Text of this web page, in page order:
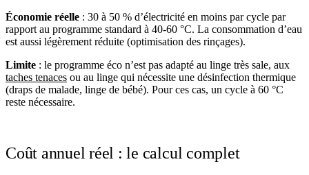
Économie réelle : 30 à 50 % d’électricité en moins par cycle par
rapport au programme standard à 40-60 °C. La consommation d’eau
est aussi légèrement réduite (optimisation des rinçages).
Limite : le programme éco n’est pas adapté au linge très sale, aux
taches tenaces ou au linge qui nécessite une désinfection thermique
(draps de malade, linge de bébé). Pour ces cas, un cycle à 60 °C
reste nécessaire.
Coût annuel réel : le calcul complet